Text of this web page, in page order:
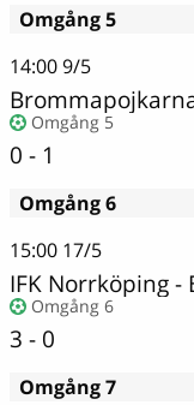
Omgång 5
14:009/5
Omgång 5
0 - 1
Omgång 6
15:00 17/5
IFK Norrköping-
Omgång 6
3 - 0
Omgång 7